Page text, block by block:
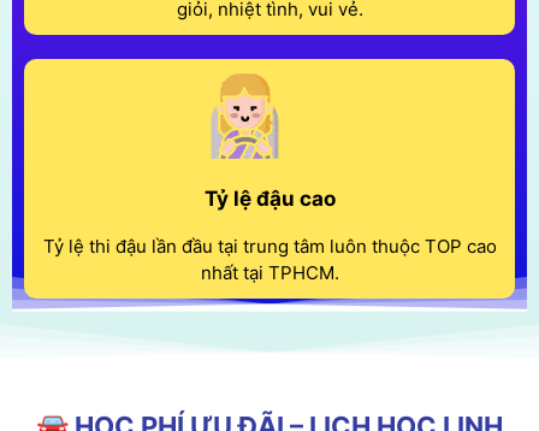
giỏi, nhiệt tình, vui vẻ.
Tỷ lệ đậu cao
Tỷ lệ thi đậu lần đầu tại trung tâm luôn thuộc TOP cao
nhất tại TPHCM.